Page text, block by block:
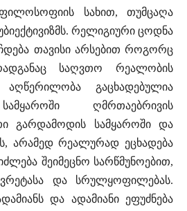
სახით, თუმცაღა
რელიგიური ცოდნა
თავისი არსებით როგორც
საღვთო რეალობის
გაცხადებულია
ღმრთაებრივის
გარდამოდის სამყაროში და
არამედ რეალურად ეცხადება
შეიმეცნო სარწმუნოებით,
და სრულყოფილებას.
და ადამიანი ეფუძნება